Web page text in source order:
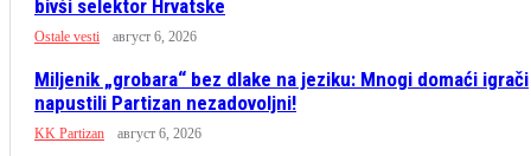
bivši selektor Hrvatske
Ostale vesti август 6, 2026
Miljenik „grobara“ bez dlake na jeziku: Mnogi domaći igrači
napustili Partizan nezadovoljni!
KK Partizan август 6, 2026